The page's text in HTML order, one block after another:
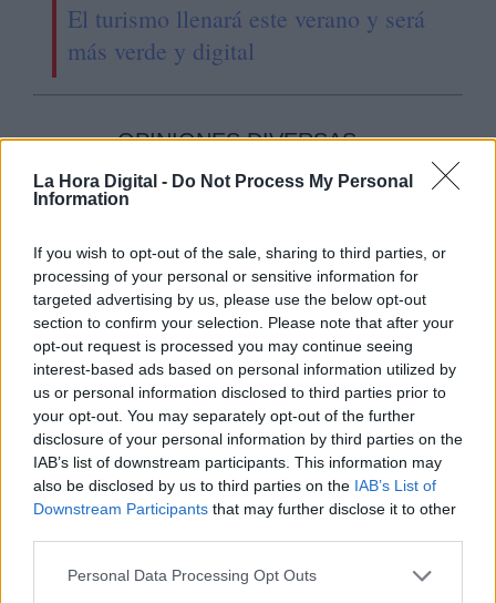
La Hora Digital - Do Not Process My Personal
Information
If you wish to opt-out of the sale, sharing to third parties, or
processing of your personal or sensitive information for
targeted advertising by us, please use the below opt-out
section to confirm your selection. Please note that after your
opt-out request is processed you may continue seeing
interest-based ads based on personal information utilized by
us or personal information disclosed to third parties prior to
your opt-out. You may separately opt-out of the further
disclosure of your personal information by third parties on the
IAB’s list of downstream participants. This information may
also be disclosed by us to third parties on the IAB’s List of
Downstream Participants that may further disclose it to other
Personal Data Processing Opt Outs
El turismo llenará este verano y será
más verde y digital
OPINIONES DIVERSAS
es consciente del riesgo de
una tercera guerra mundial?
Por
Geopolítica de Crisis
Suelta y confía
Por María Comesaña
Votantes y votados
Por Juan Manuel Beltrán
Un Nuevo Orden Autoritario